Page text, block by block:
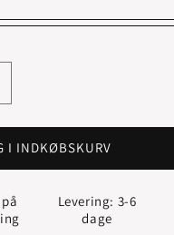
I INDKØBSKURV
Levering: 3-6
dage